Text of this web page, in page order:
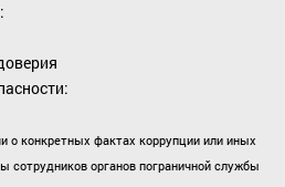
о конкретных фактах коррупции или иных
сотрудников органов пограничной службы